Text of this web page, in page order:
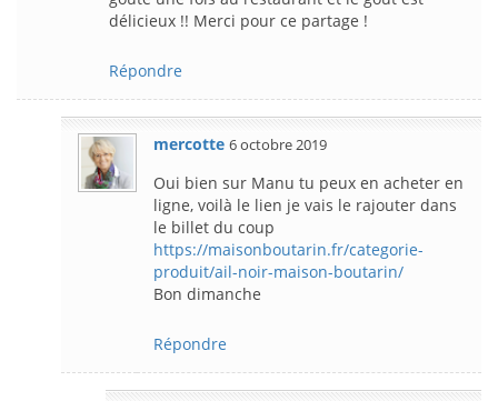
délicieux !! Merci pour ce partage !
Répondre
mercotte 6 octobre 2019
Oui bien sur Manu tu peux en acheter en
ligne, voilà le lien je vais le rajouter dans
le billet du coup
https://maisonboutarin.fr/categorie-
produit/ail-noir-maison-boutarin/
Bon dimanche
Répondre